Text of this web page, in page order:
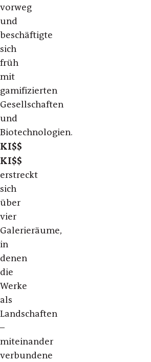
vorweg
und
beschäftigte
sich
früh
mit
gamifizierten
Gesellschaften
und
Biotechnologien.
KI$$
KI$$
erstreckt
sich
über
vier
Galerieräume,
in
denen
die
Werke
als
Landschaften
–
miteinander
verbundene